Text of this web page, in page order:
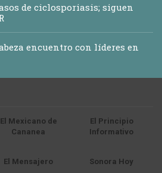
de ciclosporiasis; siguen
encuentro con líderes en
El Mexicano de
Cananea
El Principio
Informativo
El Mensajero Sonora Hoy